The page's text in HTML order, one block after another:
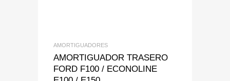
AMORTIGUADORES
AMORTIGUADOR TRASERO
FORD F100 / ECONOLINE